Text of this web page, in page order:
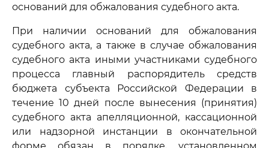
оснований для обжалования судебного акта.
При наличии оснований для обжалования
судебного акта, а также в случае обжалования
судебного акта иными участниками судебного
процесса главный распорядитель средств
бюджета субъекта Российской Федерации в
течение 10 дней после вынесения (принятия)
судебного акта апелляционной, кассационной
или надзорной инстанции в окончательной